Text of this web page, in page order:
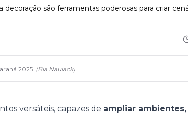
são ferramentas poderosas para criar
2025. (Bia Nauiack)
versáteis, capazes de ampliar ambientes,